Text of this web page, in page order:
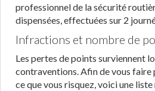
professionnel de la sécurité
dispensées, effectuées sur 2
Infractions et nombre de
Les pertes de points surviennent
contraventions. Afin de vous faire
ce que vous risquez, voici une